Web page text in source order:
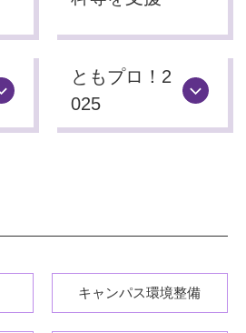
ともプロ！2
025
キャンパス環境整備